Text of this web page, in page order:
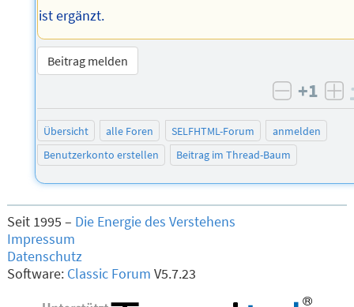
ist ergänzt.
Beitrag melden
negativ
+1
Übersicht alle Foren SELFHTML-Forum
anmelden
Benutzerkonto erstellen
Beitrag im Thread-Baum
Seit 1995 – Die Energie des Verstehens
Impressum
Datenschutz
Software: Classic Forum V5.7.23